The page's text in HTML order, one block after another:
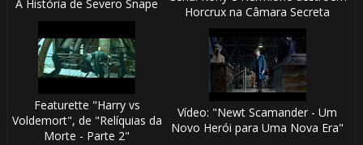
A História de Severo Snape
Horcrux na Câmara Secreta
Featurette "Harry vs
Voldemort", de "Relíquias da
Morte - Parte 2"
Vídeo: "Newt Scamander - Um
Novo Herói para Uma Nova Era"